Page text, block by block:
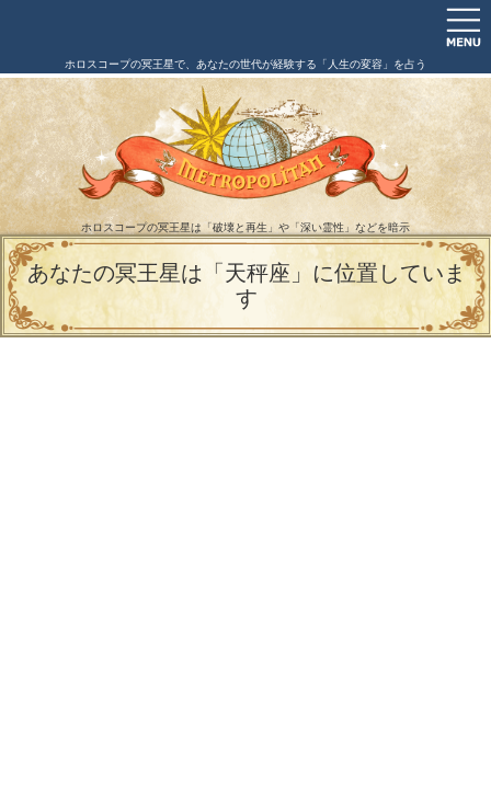
ホロスコープの冥王星で、あなたの世代が経験する「人生の変容」を占う
ホロスコープの冥王星は「破壊と再生」や「深い霊性」などを暗示
あなたの冥王星は「天秤座」に位置していま
す